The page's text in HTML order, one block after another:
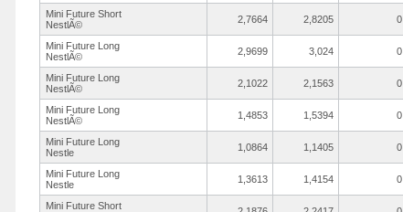
Mini Future Short
NestlÃ©
2,7664 2,8205 0
Mini Future Long
NestlÃ©
2,9699 3,024 0
Mini Future Long
NestlÃ©
2,1022 2,1563 0
Mini Future Long
NestlÃ©
1,4853 1,5394 0
Mini Future Long
Nestle
1,0864 1,1405 0
Mini Future Long
Nestle
1,3613 1,4154 0
Mini Future Short